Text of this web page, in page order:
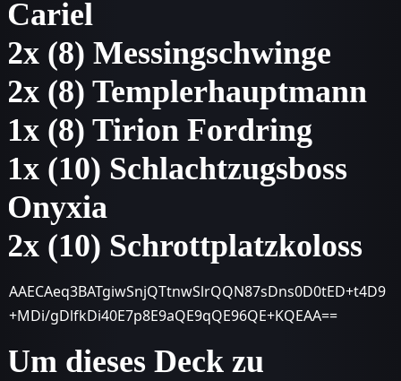
Cariel
2x (8) Messingschwinge
2x (8) Templerhauptmann
1x (8) Tirion Fordring
1x (10) Schlachtzugsboss
Onyxia
2x (10) Schrottplatzkoloss
AAECAeq3BATgiwSnjQTtnwSlrQQN87sDns0D0tED+t4D9
+MDi/gDlfkDi40E7p8E9aQE9qQE96QE+KQEAA==
Um dieses Deck zu